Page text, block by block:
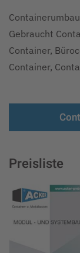
Gebraucht
Container,
Container,
Preisliste